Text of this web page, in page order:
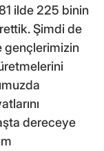
ilde 225 binin
Şimdi de
gençlerimizin
dereceye